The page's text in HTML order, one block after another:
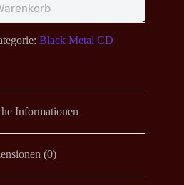
Black Metal CD
Informationen
(0)